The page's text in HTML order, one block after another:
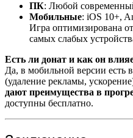
ПК: Любой
Мобильные: iOS 10+,
Игра оптимизирована
самых слабых
Есть ли донат и как он
Да, в мобильной версии есть
(удаление рекламы,
дают преимущества в
доступны бесплатно.